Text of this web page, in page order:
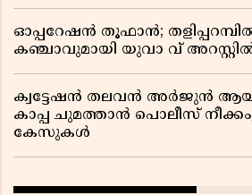
ഓപ്പറേഷൻ തൂഫാൻ; തളിപ്പറമ്പിൽ
കഞ്ചാവുമായി യുവാ വ്
ക്വട്ടേഷൻ തലവൻ അർജുൻ
കാപ്പ ചുമത്താൻ പൊലീസ്
കേസുകൾ